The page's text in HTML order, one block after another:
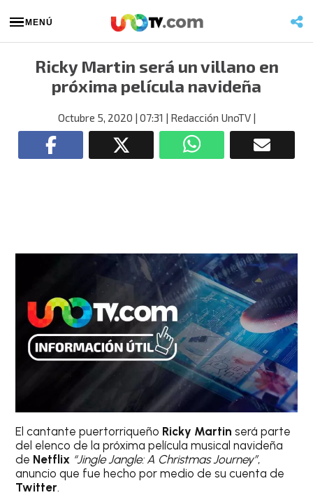
MENÚ
Ricky Martin será un villano en
próxima película navideña
Octubre 5, 2020 | 07:31 | Redacción UnoTV|
El cantante puertorriqueño Ricky Martin será parte
del elenco de la próxima película musical navideña
de Netflix “Jingle Jangle: A Christmas Journey”,
anuncio que fue hecho por medio de su cuenta de
Twitter.